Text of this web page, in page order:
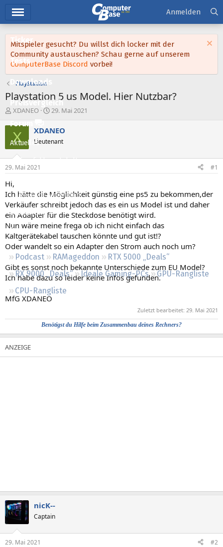
Ticker
Tests
Downloads
Preisvergleich
Forum
Aktuelles
Empfohlene Inhalte
Neueste Aktivitäten
Leserartikel
Regeln
Podcast RAMageddon
RTX 5000 „Deals“
RX 9000 „Deals“
Ideale Gaming-PCs
GPU-Rangliste
CPU-Rangliste
Anmelden
Mitspieler gesucht? Du willst dich locker mit der
Community austauschen? Schau gerne auf unserem
ComputerBase Discord vorbei!
PlayStation
Playstation 5 us Model. Hier Nutzbar?
E
r
s
t
e
e
XDANEO
E
s
e
t
m
29. Mai 2021
X XDANEO
Lieutenant
29. Mai 2021 #1
Hi,
Ich hätte die Möglichkeit günstig eine ps5 zu bekommen,der
Verkäufer schreibt jedoch das es ein us Model ist und daher
ein Adapter für die Steckdose benötigt wird.
Nun wäre meine frega ob ich nicht einfach das
Kaltgerätekabel tauschen könnte und gut ist!?
Oder wandelt so ein Adapter den Strom auch noch um?
Gibt es sonst noch bekannte Unterschiede zum EU Model?
Ich habe dazu so leider keine Infos gefunden.
MfG XDANEO
Zuletzt bearbeitet: 29. Mai 2021
Benötigst du Hilfe beim Zusammenbau deines Rechners?​
nicK--
Captain
29. Mai 2021 #2